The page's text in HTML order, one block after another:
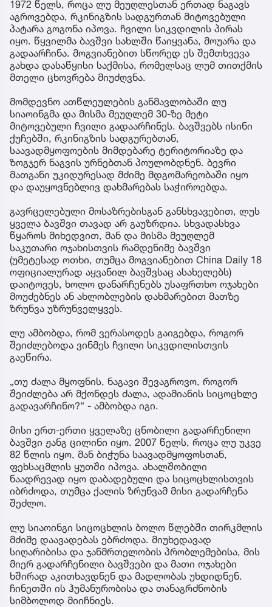
1972 წელს, როცა ლუ მეუღლესთან ერთად ნაგავს
აგროვებდა, რკინიგზის სადგურთან მიტოვებული
პატარა გოგონა იპოვა. ჩვილი სიკვდილის პირას
იყო. წყვილმა ბავშვი სახლში წაიყვანა, მოუარა და
გადაარჩინა. მოგვიანებით სწორედ ეს შემთხვევა
გახდა დასაწყისი საქმისა, რომელსაც ლუმ თითქმის
მთელი ცხოვრება მიუძღვნა.
მომდევნო ათწლეულების განმავლობაში ლუ
სიაოინგმა და მისმა მეუღლემ 30-ზე მეტი
მიტოვებული ჩვილი გადაარჩინეს. ბავშვებს ისინი
ქუჩებში, რკინიგზის სადგურებთან,
საავადმყოფოების მიმდებარე ტერიტორიაზე და
ზოგჯერ ნაგვის ურნებთან პოულობდნენ. ბევრი
მათგანი უკიდურესად მძიმე მდგომარეობაში იყო
და დაუყოვნებლივ დახმარებას საჭიროებდა.
გავრცელებული მოსაზრებისგან განსხვავებით, ლუს
ყველა ბავშვი თავად არ გაუზრდია. სხვადასხვა
წყაროს მიხედვით, მან და მისმა მეუღლემ
საკუთარი ოჯახისთვის რამდენიმე ბავშვი
(უმეტესად ოთხი, თუმცა მოგვიანებით China Daily 18
ოფიციალურად აყვანილ ბავშვსაც ასახელებს)
დაიტოვეს, ხოლო დანარჩენებს უსაფრთხო ოჯახები
მოუძებნეს ან ახლობლების დახმარებით მათზე
ზრუნვა უზრუნველყვეს.
ლუ ამბობდა, რომ ვერასოდეს გაიგებდა, როგორ
შეიძლებოდა ვინმეს ჩვილი სიკვდილისთვის
გაეწირა.
„თუ ძალა მყოფნის, ნაგავი შევაგროვო, როგორ
შეიძლება არ მქონდეს ძალა, ადამიანის სიცოცხლე
გადავარჩინო?“ - ამბობდა იგი.
მისი ერთ-ერთი ყველაზე ცნობილი გადარჩენილი
ბავშვი ჟანგ ცილინი იყო. 2007 წელს, როცა ლუ უკვე
82 წლის იყო, მან ბიჭუნა საავადმყოფოსთან,
ფეხსაცმლის ყუთში იპოვა. ახალშობილი
ნაადრევად იყო დაბადებული და სიცოცხლისთვის
იბრძოდა, თუმცა ქალის ზრუნვამ მისი გადარჩენა
შეძლო.
ლუ სიაოინგი სიცოცხლის ბოლო წლებში თირკმლის
მძიმე დაავადებას ებრძოდა. მიუხედავად
სიღარიბისა და ჯანმრთელობის პრობლემებისა, მის
მიერ გადარჩენილი ბავშვები და მათი ოჯახები
ხშირად აკითხავდნენ და მადლობას უხდიდნენ.
ჩინეთში ის ჰუმანურობისა და თანაგრძნობის
სიმბოლოდ მიიჩნიეს.